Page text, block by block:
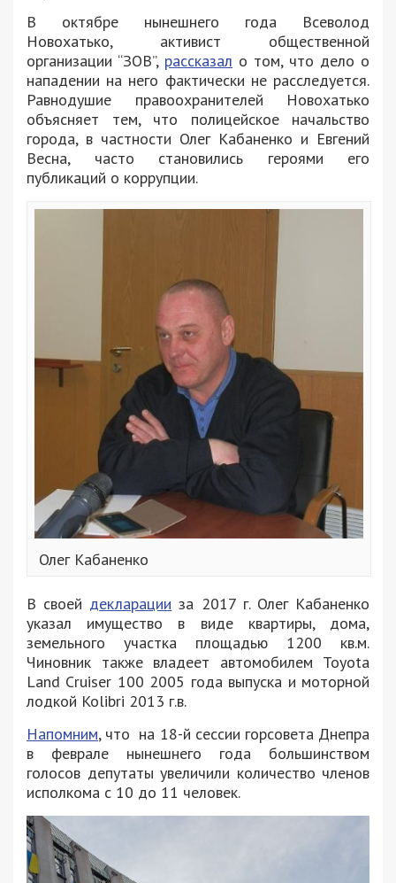
В октябре нынешнего года Всеволод
Новохатько, активист общественной
организации “ЗОВ”, рассказал о том, что дело о
нападении на него фактически не расследуется.
Равнодушие правоохранителей Новохатько
объясняет тем, что полицейское начальство
города, в частности Олег Кабаненко и Евгений
Весна, часто становились героями его
публикаций о коррупции.
Олег Кабаненко
В своей декларации за 2017 г. Олег Кабаненко
указал имущество в виде квартиры, дома,
земельного участка площадью 1200 кв.м.
Чиновник также владеет автомобилем Toyota
Land Cruiser 100 2005 года выпуска и моторной
лодкой Kolibri 2013 г.в.
Напомним, что на 18-й сессии горсовета Днепра
в феврале нынешнего года большинством
голосов депутаты увеличили количество членов
исполкома с 10 до 11 человек.